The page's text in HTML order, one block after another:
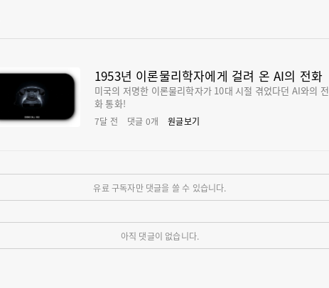
1953년 이론물리학자에게 걸려 온 AI의 전화
미국의 저명한 이론물리학자가 10대 시절 겪었다던 AI와의 전
화 통화!
7달 전 댓글 0개 원글보기
유료 구독자만 댓글을 쓸 수 있습니다.
아직 댓글이 없습니다.